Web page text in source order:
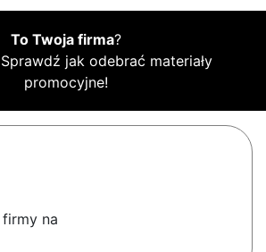
To Twoja firma?
Sprawdź jak odebrać materiały
promocyjne!
na